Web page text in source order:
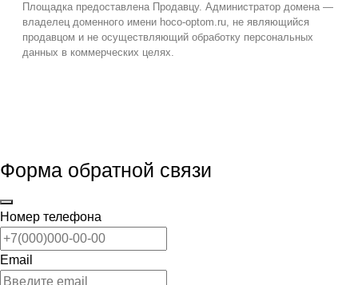
Площадка предоставлена Продавцу. Администратор домена —
владелец доменного имени hoco-optom.ru, не являющийся
продавцом и не осуществляющий обработку персональных
данных в коммерческих целях.
Форма обратной связи
Номер телефона
Email